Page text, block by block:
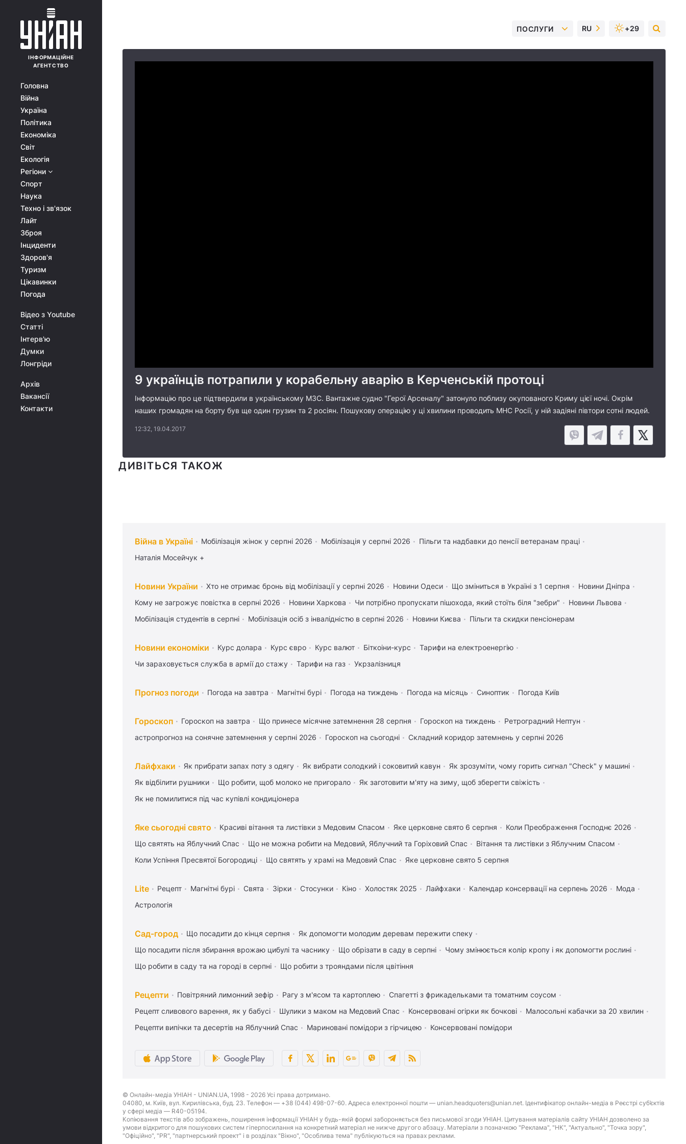
ІНФОРМАЦІЙНЕ
АГЕНТСТВО
Головна
Війна
Україна
Політика
Економіка
Світ
Екологія
Регіони
Спорт
Наука
Техно і зв'язок
Лайт
Зброя
Інциденти
Здоров'я
Туризм
Цікавинки
Погода
Відео з Youtube
Статті
Інтерв'ю
Думки
Лонгріди
Архів
Вакансії
Контакти
ПОСЛУГИ RU +29
9 українців потрапили у корабельну аварію в Керченській протоці
Інформацію про це підтвердили в українському МЗС. Вантажне судно "Герої Арсеналу" затонуло поблизу окупованого Криму цієї ночі. Окрім
наших громадян на борту був ще один грузин та 2 росіян. Пошукову операцію у ці хвилини проводить МНС Росії, у ній задіяні півтори сотні людей.
12:32, 19.04.2017
ДИВІТЬСЯ ТАКОЖ
Війна в Україні Мобілізація жінок у серпні 2026 Мобілізація у серпні 2026
Пільги та надбавки до пенсії ветеранам праці
Наталія Мосейчук +
Новини України Хто не отримає бронь від мобілізації у серпні 2026 Новини Одеси Що зміниться в Україні з 1 серпня
Новини Дніпра
Кому не загрожує повістка в серпні 2026
Новини Харкова Чи потрібно пропускати пішохода, який стоїть біля "зебри"
Новини Львова
Мобілізація студентів в серпні
Мобілізація осіб з інвалідністю в серпні 2026 Новини Києва Пільги та скидки пенсіонерам
Новини економіки Курс долара Курс євро Курс валют Біткоіни-курс
Тарифи на електроенергію
Чи зараховується служба в армії до стажу
Тарифи на газ Укрзалізниця
Прогноз погоди Погода на завтра Магнітні бурі Погода на тиждень Погода на місяць Синоптик Погода Київ
Гороскоп Гороскоп на завтра Що принесе місячне затемнення 28 серпня Гороскоп на тиждень
Ретроградний Нептун
астропрогноз на сонячне затемнення у серпні 2026
Гороскоп на сьогодні Складний коридор затемнень у серпні 2026
Лайфхаки Як прибрати запах поту з одягу Як вибрати солодкий і соковитий кавун
Як зрозуміти, чому горить сигнал "Check" у машині
Як відбілити рушники
Що робити, щоб молоко не пригорало
Як заготовити м'яту на зиму, щоб зберегти свіжість
Як не помилитися під час купівлі кондиціонера
Яке сьогодні свято Красиві вітання та листівки з Медовим Спасом Яке церковне свято 6 серпня
Коли Преображення Господнє 2026
Що святять на Яблучний Спас
Що не можна робити на Медовий, Яблучний та Горіховий Спас
Вітання та листівки з Яблучним Спасом
Коли Успіння Пресвятої Богородиці
Що святять у храмі на Медовий Спас Яке церковне свято 5 серпня
Lite Рецепт Магнітні бурі Свята Зірки Стосунки Кіно Холостяк 2025 Лайфхаки Календар консервації на серпень 2026
Мода
Астрологія
Сад-город Що посадити до кінця серпня
Як допомогти молодим деревам пережити спеку
Що посадити після збирання врожаю цибулі та часнику
Що обрізати в саду в серпні
Чому змінюється колір кропу і як допомогти рослині
Що робити в саду та на городі в серпні
Що робити з трояндами після цвітіння
Рецепти Повітряний лимонний зефір Рагу з м'ясом та картоплею
Спагетті з фрикадельками та томатним соусом
Рецепт сливового варення, як у бабусі
Шулики з маком на Медовий Спас Консервовані огірки як бочкові
Малосольні кабачки за 20 хвилин
Рецепти випічки та десертів на Яблучний Спас
Мариновані помідори з гірчицею Консервовані помідори
© Онлайн-медіа УНІАН - UNIAN.UA, 1998 - 2026 Усі права дотримано.
04080, м. Київ, вул. Кирилівська, буд. 23. Телефон — +38 (044) 498-07-60. Адреса електронної пошти — unian.headquoters@unian.net. Ідентифікатор онлайн-медіа в Реєстрі суб’єктів
у сфері медіа — R40-05194.
Копіювання текстів або зображень, поширення інформації УНІАН у будь-якій формі забороняється без письмової згоди УНІАН. Цитування матеріалів сайту УНІАН дозволено за
умови відкритого для пошукових систем гіперпосилання на конкретний матеріал не нижче другого абзацу. Матеріали з позначкою "Реклама", "НК", "Актуально", "Точка зору",
"Офіційно", "PR", "партнерський проект" і в розділах "Вікно", "Особлива тема" публікуються на правах реклами.